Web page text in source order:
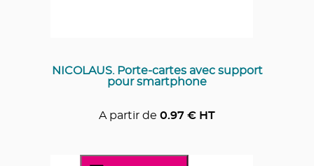
NICOLAUS. Porte-cartes avec support
pour smartphone
A partir de 0.97 € HT